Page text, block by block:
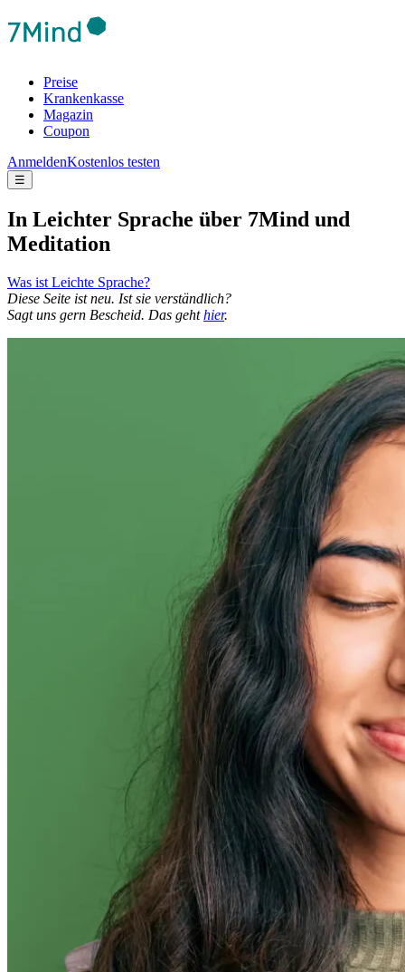
Preise
Krankenkasse
Magazin
Coupon
AnmeldenKostenlos testen
☰
In Leichter Sprache über 7Mind und
Meditation
Was ist Leichte Sprache?
Diese Seite ist neu. Ist sie verständlich?
Sagt uns gern Bescheid. Das gehthier.